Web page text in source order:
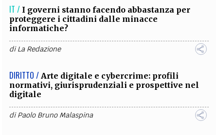
IT / I governi stanno facendo abbastanza per
proteggere i cittadini dalle minacce
informatiche?
diLa Redazione
DIRITTO / Arte digitale e cybercrime: profili
normativi, giurisprudenziali e prospettive nel
digitale
diPaolo Bruno Malaspina